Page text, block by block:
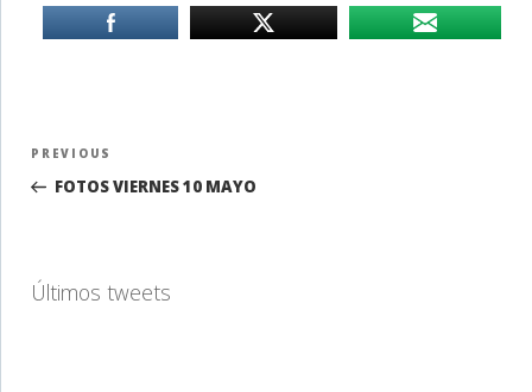
Navegación
entradas
Previous
Post
PREVIOUS
FOTOS VIERNES 10 MAYO
Últimos tweets